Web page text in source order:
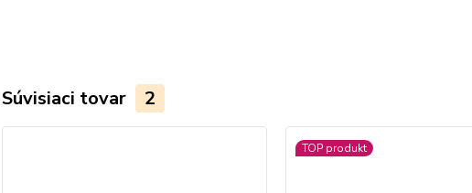
Súvisiaci tovar 2
TOP produkt